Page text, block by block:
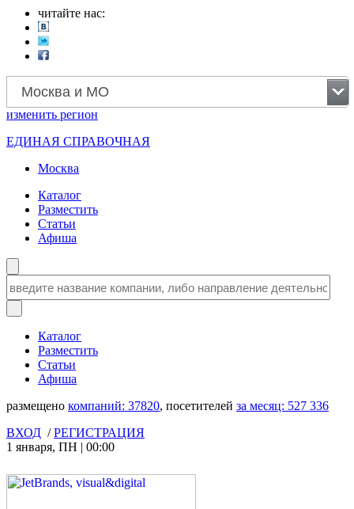
читайте нас:
Москва и МО
изменить регион
ЕДИНАЯ СПРАВОЧНАЯ
Москва
Каталог
Разместить
Статьи
Афиша
Каталог
Разместить
Статьи
Афиша
размещено компаний: 37820, посетителей за месяц: 527 336
ВХОД /РЕГИСТРАЦИЯ
1 января, ПН | 00:00